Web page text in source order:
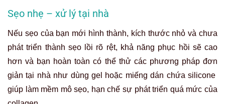
Sẹo nhẹ – xử lý tại nhà
Nếu sẹo của bạn mới hình thành, kích thước nhỏ và chưa
phát triển thành sẹo lồi rõ rệt, khả năng phục hồi sẽ cao
hơn và bạn hoàn toàn có thể thử các phương pháp đơn
giản tại nhà như dùng gel hoặc miếng dán chứa silicone
giúp làm mềm mô sẹo, hạn chế sự phát triển quá mức của